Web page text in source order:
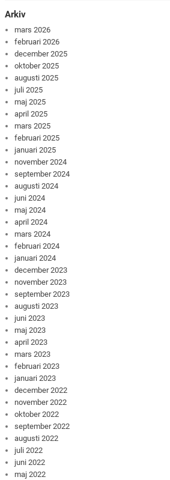
Arkiv
mars 2026
februari 2026
december 2025
oktober 2025
augusti 2025
juli 2025
maj 2025
april 2025
mars 2025
februari 2025
januari 2025
november 2024
september 2024
augusti 2024
juni 2024
maj 2024
april 2024
mars 2024
februari 2024
januari 2024
december 2023
november 2023
september 2023
augusti 2023
juni 2023
maj 2023
april 2023
mars 2023
februari 2023
januari 2023
december 2022
november 2022
oktober 2022
september 2022
augusti 2022
juli 2022
juni 2022
maj 2022